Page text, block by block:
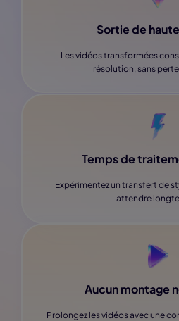
Sortie de
Les vidéos transformées
résolution, sans
Temps de
Expérimentez un transfert de
attendre
Aucun montage
Prolongez les vidéos avec une